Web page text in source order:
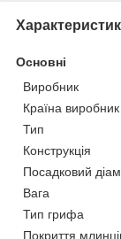
Основні
Виробник
Країна виробник
Тип
Конструкція
Посадковий
Вага
Тип грифа
Покриття